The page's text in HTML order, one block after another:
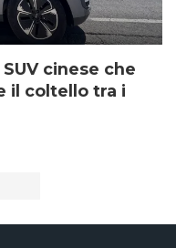
cinese che
il coltello tra i